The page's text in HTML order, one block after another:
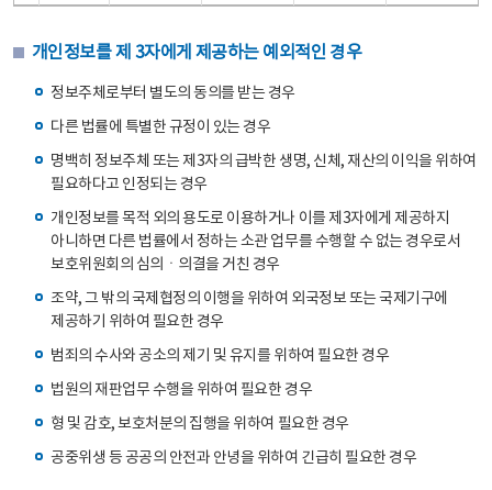
개인정보를 제 3자에게 제공하는 예외적인 경우
정보주체로부터 별도의 동의를 받는 경우
다른 법률에 특별한 규정이 있는 경우
명백히 정보주체 또는 제3자의 급박한 생명, 신체, 재산의 이익을 위하여
필요하다고 인정되는 경우
개인정보를 목적 외의 용도로 이용하거나 이를 제3자에게 제공하지
아니하면 다른 법률에서 정하는 소관 업무를 수행할 수 없는 경우로서
보호위원회의 심의ㆍ의결을 거친 경우
조약, 그 밖의 국제협정의 이행을 위하여 외국정보 또는 국제기구에
제공하기 위하여 필요한 경우
범죄의 수사와 공소의 제기 및 유지를 위하여 필요한 경우
법원의 재판업무 수행을 위하여 필요한 경우
형 및 감호, 보호처분의 집행을 위하여 필요한 경우
공중위생 등 공공의 안전과 안녕을 위하여 긴급히 필요한 경우